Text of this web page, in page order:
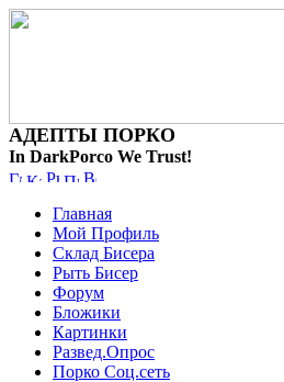
АДЕПТЫ ПОРКО
In DarkPorco We Trust!
Главная
Мой Профиль
Склад Бисера
Рыть Бисер
Форум
Бложики
Картинки
Развед.Опрос
Порко Соц.сеть